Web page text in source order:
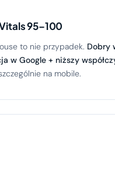
95–100
to nie przypadek. Dobry
w Google + niższy
na mobile.